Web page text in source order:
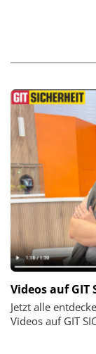
Videos auf GIT
Jetzt alle
Videos auf GIT